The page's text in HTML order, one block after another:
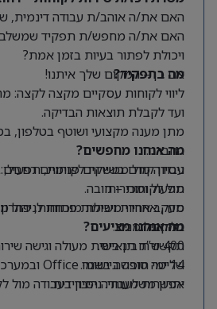
האם את/ה אוהב/ת עבודה דינמית,
האם את/ה מחפש/ת תפקיד
ויכולת לפתור בעיות בזמן אמת?
אם כן – המקום שלך איתנו!
מה בתפקיד?
ליווי לקוחות עסקיים מקצה לקצה:
ועד לקבלת תוצאות הבדיקה.
מתן מענה מקצועי ושוטף בטלפון,
החברה.
עבודה מול ממשקים פנימיים
תפעול ומכירות.
מעקב אחרי משימות פתוחות, פתרון
בלוחות זמנים.
מה אנחנו מחפשים?
ניסיון קודם בשירות לקוחות,
מול לקוחות – חובה.
סדר, אחריות ויכולת מוכחת
במקביל.
תקשורת בינאישית מעולה וגישה
שליטה טובה ביישומי Office ובמערכות ממוחשבות.
יתרון משמעותי:ניסיון בעבודה מול
מה אנחנו מציעים?
400 ש”ח תן ביס.
14 ימי חופשה בשנה.
אפשרות לעבודה היברידית.